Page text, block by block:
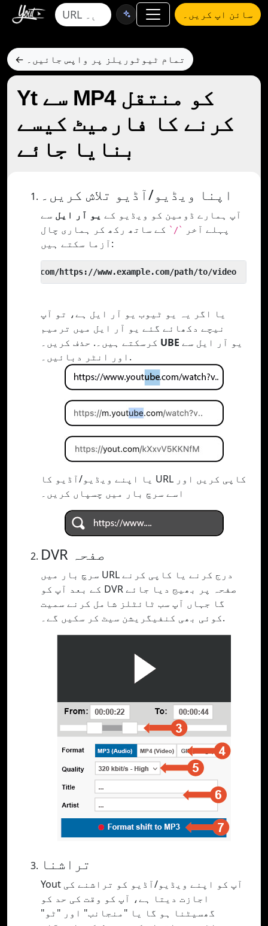
سائن اپ کریں۔
← تمام ٹیوٹوریلز پر واپس جائیں۔
Yt سے MP4 کو منتقل
کرنے کا فارمیٹ کیسے
بنایا جائے
اپنا ویڈیو/آڈیو تلاش کریں۔
آپ ہمارے ڈومین کو ویڈیو کے یو آر ایل سے
پہلے آخر
`/` کے ساتھ رکھ کر ہماری چال
آزما سکتے ہیں:
یا اگر یہ یو ٹیوب یو آر ایل ہے، تو آپ
نیچے دکھائے گئے یو آر ایل میں ترمیم
UBE
اور انٹر دبائیں۔.
یا اپنے ویڈیو/آڈیو کا URL کاپی کریں اور
اسے سرچ بار میں چسپاں کریں۔
DVR صفحہ
سرچ بار میں URL درج کرنے یا کاپی کرنے
کے بعد آپ کو DVR صفحہ پر بھیج دیا جائے
گا جہاں آپ سب ٹائٹلز شامل کرنے سمیت
کوئی بھی کنفیگریشن سیٹ کر سکیں گے۔.
تراشنا
Yout آپ کو اپنے ویڈیو/آڈیو کو تراشنے کی
اجازت دیتا ہے، آپ کو وقت کی حد کو
گھسیٹنا ہو گا یا "منجانب" اور "ٹو"